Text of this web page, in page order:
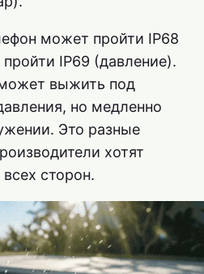
может пройти IP68
IP69 (давление).
выжить под
но медленно
Это разные
хотят
сторон.